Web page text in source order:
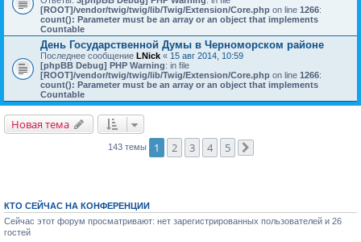
[ROOT]/vendor/twig/twig/lib/Twig/Extension/Core.php on line 1266:
count(): Parameter must be an array or an object that implements
Countable
День Государственной Думы в Черноморском районе
Последнее сообщение LNick « 15 авг 2014, 10:59
[phpBB Debug] PHP Warning: in file
[ROOT]/vendor/twig/twig/lib/Twig/Extension/Core.php on line 1266:
count(): Parameter must be an array or an object that implements
Countable
Новая тема
143 темы 1 2 3 4 5
КТО СЕЙЧАС НА КОНФЕРЕНЦИИ
Сейчас этот форум просматривают: нет зарегистрированных пользователей и 26
гостей